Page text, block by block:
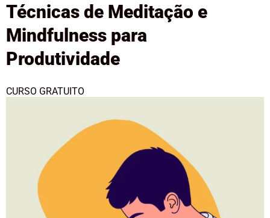
Técnicas de Meditação e
Mindfulness para
Produtividade
CURSO GRATUITO